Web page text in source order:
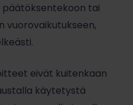
tai
vuorovaikutukseen,
eivät kuitenkaan
käytetystä